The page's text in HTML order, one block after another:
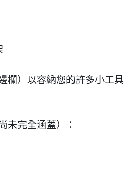
欄）以容納您的許多小工
未完全涵蓋）：